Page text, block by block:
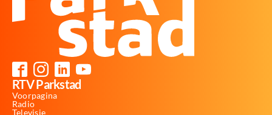
RTV Parkstad
Voorpagina
Radio
Televisie